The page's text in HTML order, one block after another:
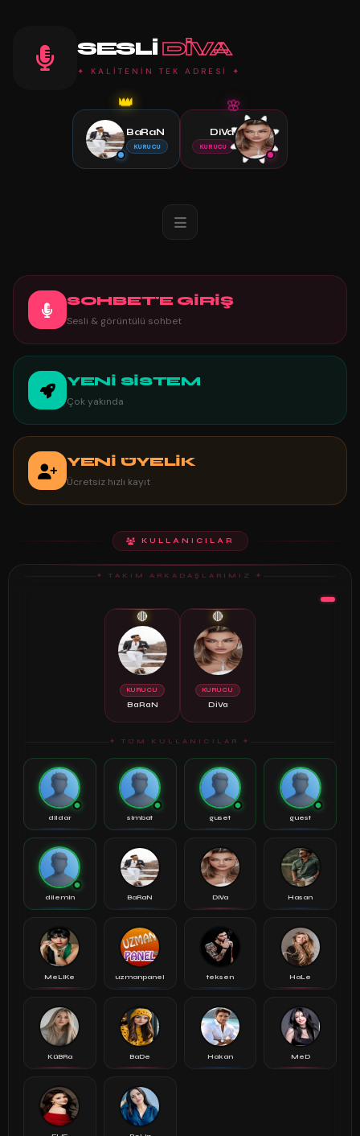
SESLI DIVA
✦ KALİTENİN TEK ADRESİ ✦
👑
BaRaN
KURUCU
🌸
DiVa
KURUCU
SOHBET'E GİRİŞ
Sesli & görüntülü sohbet
YENİ SİSTEM
Çok yakında
YENİ ÜYELİK
Ücretsiz hızlı kayıt
KULLANICILAR
✦ TAKIM ARKADAŞLARIMIZ ✦
🔴
KURUCU
BaRaN
🔴
KURUCU
DiVa
✦ TÜM KULLANICILAR ✦
dildar simbat guset guest
dilemin BaRaN DiVa Hasan
MeLiKe uzmanpanel teksen HaLe
KüBRa BaDe Hakan MeD